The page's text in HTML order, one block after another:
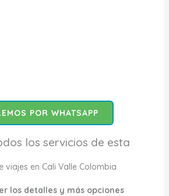
POR WHATSAPP
los servicios de esta
viajes en Cali Valle Colombia
los detalles y más opciones